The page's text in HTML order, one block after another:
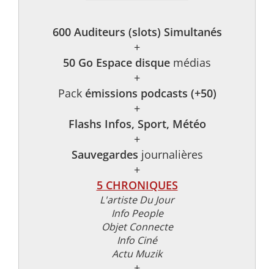
600 Auditeurs (slots) Simultanés
+
50 Go Espace disque médias
+
Pack émissions podcasts (+50)
+
Flashs Infos, Sport, Météo
+
Sauvegardes journalières
+
5 CHRONIQUES
L'artiste Du Jour
Info People
Objet Connecte
Info Ciné
Actu Muzik